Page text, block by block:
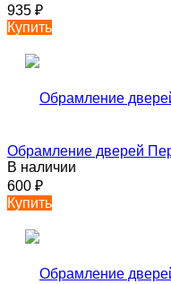
935 ₽
Купить
Обрамление дверей
В наличии
600 ₽
Купить